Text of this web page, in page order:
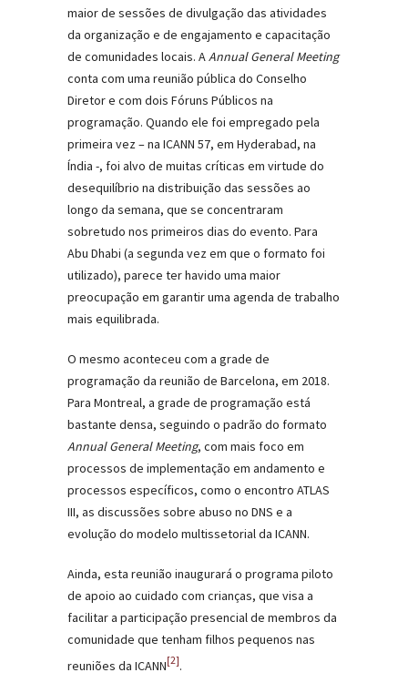
maior de sessões de divulgação das atividades
da organização e de engajamento e capacitação
de comunidades locais. AAnnual General Meeting
conta com uma reunião pública do Conselho
Diretor e com dois Fóruns Públicos na
programação. Quando ele foi empregado pela
primeira vez – na ICANN 57, em Hyderabad, na
Índia -, foi alvo de muitas críticas em virtude do
desequilíbrio na distribuição das sessões ao
longo da semana, que se concentraram
sobretudo nos primeiros dias do evento. Para
Abu Dhabi (a segunda vez em que o formato foi
utilizado), parece ter havido uma maior
preocupação em garantir uma agenda de trabalho
mais equilibrada.
O mesmo aconteceu com a grade de
programação da reunião de Barcelona, em 2018.
Para Montreal, a grade de programação está
bastante densa, seguindo o padrão do formato
Annual General Meeting, com mais foco em
processos de implementação em andamento e
processos específicos, como o encontro ATLAS
III, as discussões sobre abuso no DNS e a
evolução do modelo multissetorial da ICANN.
Ainda, esta reunião inaugurará o programa piloto
de apoio ao cuidado com crianças, que visa a
facilitar a participação presencial de membros da
comunidade que tenham filhos pequenos nas
reuniões da ICANN[2].